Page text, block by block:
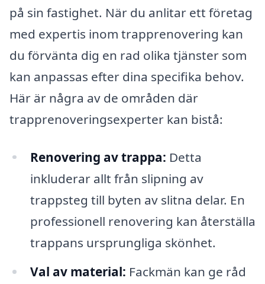
på sin fastighet. När du anlitar ett företag
med expertis inom trapprenovering kan
du förvänta dig en rad olika tjänster som
kan anpassas efter dina specifika behov.
Här är några av de områden där
trapprenoveringsexperter kan bistå:
Renovering av trappa: Detta
inkluderar allt från slipning av
trappsteg till byten av slitna delar. En
professionell renovering kan återställa
trappans ursprungliga skönhet.
Val av material: Fackmän kan ge råd